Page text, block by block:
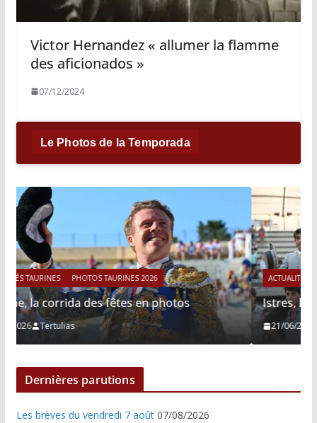
Victor Hernandez « allumer la flamme
des aficionados »
07/12/2024
Le Photos de la Temporada
ACTUALITÉS TAURINES PHOTOS TAURINES 2026
Istres, le retour de Cesar Rincon en photos
21/06/2026 Tertulias
Dernières parutions
Les brèves du vendredi 7 août 07/08/2026